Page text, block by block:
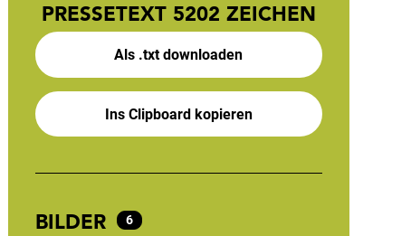
PRESSETEXT 5202 ZEICHEN
Als .txt downloaden
Ins Clipboard kopieren
BILDER 6